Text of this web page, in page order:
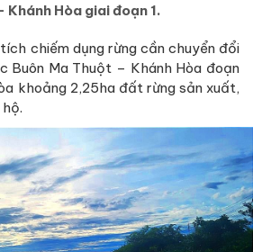
Hòa giai đoạn 1.
chiếm dụng rừng cần chuyển đổi
Buôn Ma Thuột – Khánh Hòa đoạn
khoảng 2,25ha đất rừng sản xuất,